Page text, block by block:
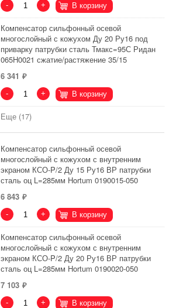
- + В корзину
Компенсатор сильфонный осевой
многослойный с кожухом Ду 20 Ру16 под
приварку патрубки сталь Тмакс=95С Ридан
065H0021 сжатие/растяжение 35/15
6 341
- + В корзину
Еще (17)
Компенсатор сильфонный осевой
многослойный с кожухом с внутренним
экраном КСО-P/2 Ду 15 Ру16 ВР патрубки
сталь оц L=285мм Hortum 0190015-050
6 843
- + В корзину
Компенсатор сильфонный осевой
многослойный с кожухом с внутренним
экраном КСО-P/2 Ду 20 Ру16 ВР патрубки
сталь оц L=285мм Hortum 0190020-050
7 103
- + В корзину